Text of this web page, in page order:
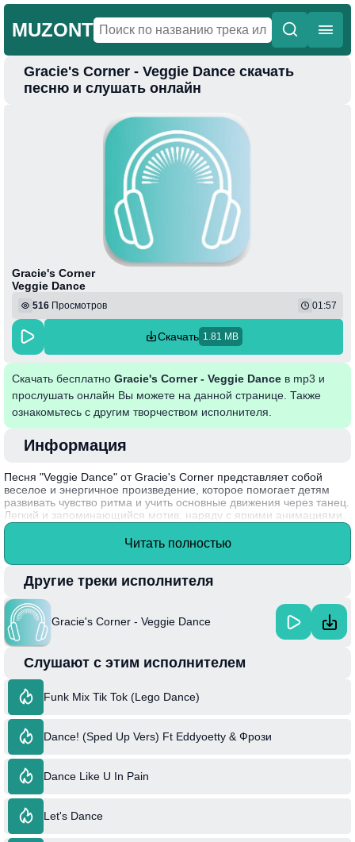
MUZONT
Главная
Gracie's Corner - Veggie Dance скачать
песню и слушать онлайн
Gracie's Corner
Veggie Dance
516 Просмотров 01:57
Скачать 1.81 MB
Скачать бесплатно Gracie's Corner - Veggie Dance в mp3 и
прослушать онлайн Вы можете на данной странице. Также
ознакомьтесь с другим творчеством исполнителя.
Информация
Песня "Veggie Dance" от Gracie's Corner представляет собой
веселое и энергичное произведение, которое помогает детям
развивать чувство ритма и учить основные движения через танец.
Легкий и запоминающийся мотив, наряду с яркими анимациями,
вовлекает малышей в активное времяпрепровождение,
способствуя развитию моторики и координации. Это прекрасно
единства.
Интересный факт: Gracie's Corner была создана чтобы
развлекать и обучать детей, используя удобные музыкальные
форматы, которые легко запоминаются и стимулируют активное
участие.
Читать полностью
Другие треки исполнителя
Gracie's Corner - Veggie Dance
Слушают с этим исполнителем
Funk Mix Tik Tok (Lego Dance)
Dance! (Sped Up Vers) Ft Eddyoetty & Фрози
Dance Like U In Pain
Let's Dance